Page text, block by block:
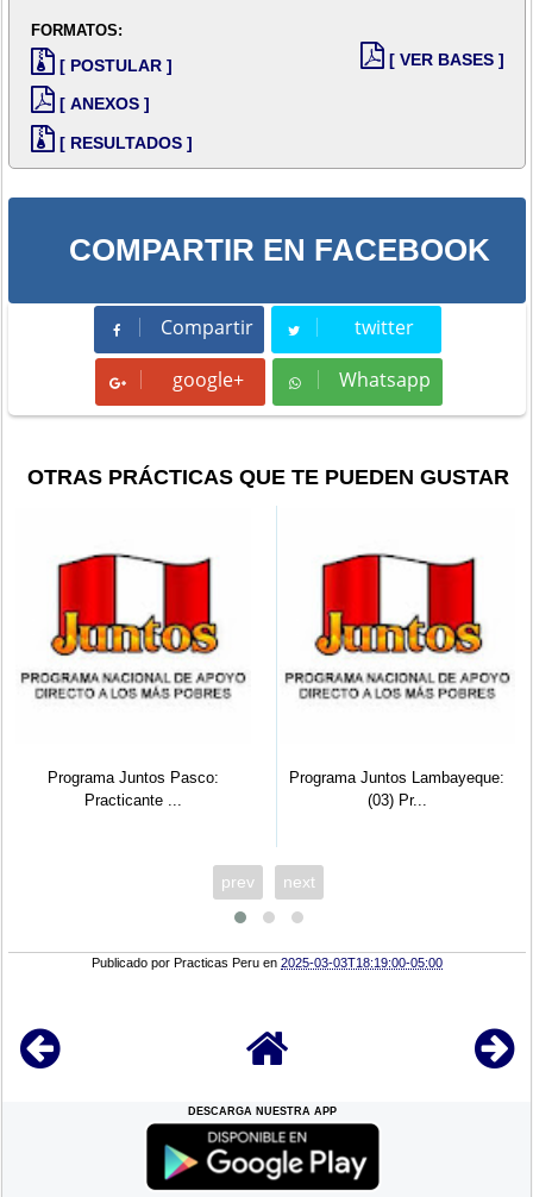
FORMATOS:
[ POSTULAR ]
[ ANEXOS ]
[ RESULTADOS ]
[ VER BASES ]
COMPARTIR EN FACEBOOK
Compartir
Compartir twitter
Tweet
google+ Whatsapp
Whatsapp
OTRAS PRÁCTICAS QUE TE PUEDEN GUSTAR
Programa Juntos Lambayeque:
(03) Pr...
INEI Cusco: Practicante
Preprofesio...
prev next
Publicado porPracticas Peru en2025-03-03T18:19:00-05:00
DESCARGA NUESTRA APP